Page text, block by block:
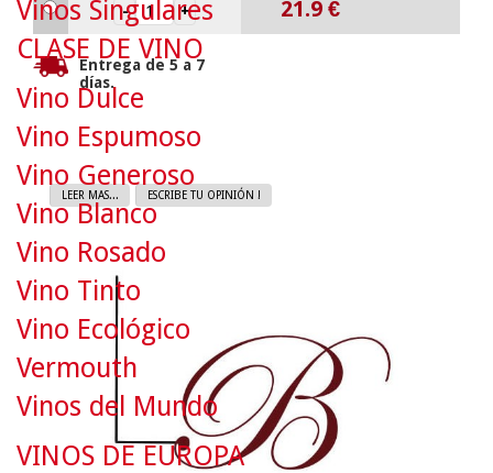
21.9 €
Entrega de 5 a 7
días.
LEER MAS... ESCRIBE TU OPINIÓN !
Vinos Singulares
CLASE DE VINO
Vino Dulce
Vino Espumoso
Vino Generoso
Vino Blanco
Vino Rosado
Vino Tinto
Vino Ecológico
Vermouth
Vinos del Mundo
VINOS DE EUROPA